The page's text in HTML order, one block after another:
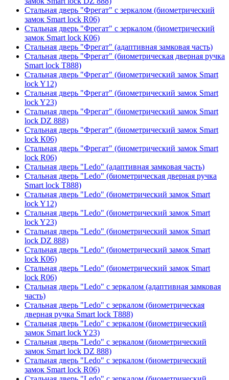
Стальная дверь "Фрегат" с зеркалом (биометрический
замок Smart lock R06)
Стальная дверь "Фрегат" с зеркалом (биометрический
замок Smart lock К06)
Стальная дверь "Фрегат" (адаптивная замковая часть)
Стальная дверь "Фрегат" (биометрическая дверная ручка
Smart lock T888)
Стальная дверь "Фрегат" (биометрический замок Smart
lock Y12)
Стальная дверь "Фрегат" (биометрический замок Smart
lock Y23)
Стальная дверь "Фрегат" (биометрический замок Smart
lock DZ 888)
Стальная дверь "Фрегат" (биометрический замок Smart
lock К06)
Стальная дверь "Фрегат" (биометрический замок Smart
lock R06)
Стальная дверь "Ledo" (адаптивная замковая часть)
Стальная дверь "Ledo" (биометрическая дверная ручка
Smart lock T888)
Стальная дверь "Ledo" (биометрический замок Smart
lock Y12)
Стальная дверь "Ledo" (биометрический замок Smart
lock Y23)
Стальная дверь "Ledo" (биометрический замок Smart
lock DZ 888)
Стальная дверь "Ledo" (биометрический замок Smart
lock К06)
Стальная дверь "Ledo" (биометрический замок Smart
lock R06)
Стальная дверь "Ledo" с зеркалом (адаптивная замковая
часть)
Стальная дверь "Ledo" с зеркалом (биометрическая
дверная ручка Smart lock T888)
Стальная дверь "Ledo" с зеркалом (биометрический
замок Smart lock Y23)
Стальная дверь "Ledo" с зеркалом (биометрический
замок Smart lock DZ 888)
Стальная дверь "Ledo" с зеркалом (биометрический
замок Smart lock R06)